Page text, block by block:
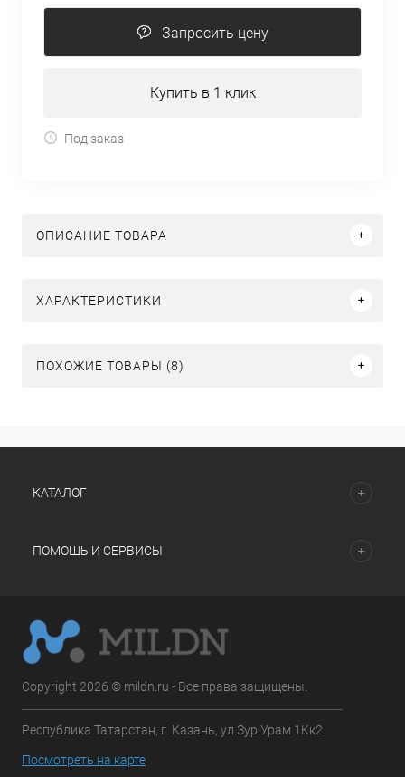
Запросить цену
Купить в 1 клик
Под заказ
ОПИСАНИЕ ТОВАРА
ХАРАКТЕРИСТИКИ
ПОХОЖИЕ ТОВАРЫ (8)
КАТАЛОГ
ПОМОЩЬ И СЕРВИСЫ
Copyright 2026 © mildn.ru - Все права защищены.
Республика Татарстан, г. Казань, ул.Зур Урам 1Кк2
Посмотреть на карте